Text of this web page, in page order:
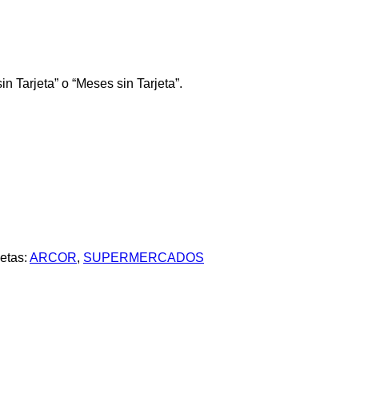
Tarjeta” o “Meses sin Tarjeta”.
ARCOR, SUPERMERCADOS